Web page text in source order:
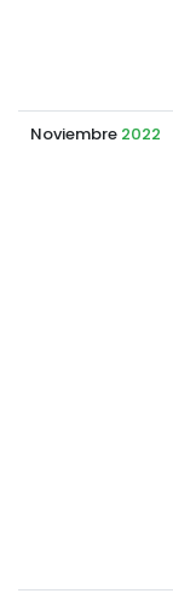
Noviembre 2022